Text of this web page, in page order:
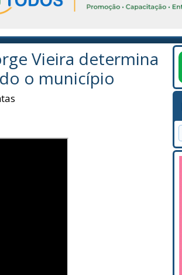
Vieira determina
o município